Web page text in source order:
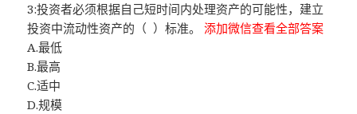
3:投资者必须根据自己短时间内处理资产的可能性，建立
投资中流动性资产的（ ）标准。添加微信查看全部答案
A.最低
B.最高
C.适中
D.规模